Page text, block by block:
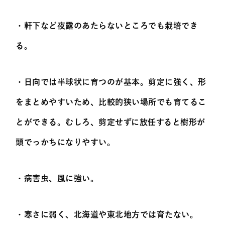
・軒下など夜露のあたらないところでも栽培でき
る。
・日向では半球状に育つのが基本。剪定に強く、形
をまとめやすいため、比較的狭い場所でも育てるこ
とができる。むしろ、剪定せずに放任すると樹形が
頭でっかちになりやすい。
・病害虫、風に強い。
・寒さに弱く、北海道や東北地方では育たない。